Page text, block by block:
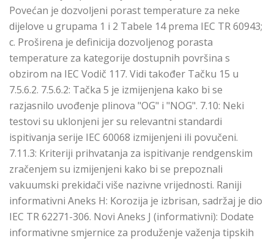
Povećan je dozvoljeni porast temperature za neke
dijelove u grupama 1 i 2 Tabele 14 prema IEC TR 60943;
c. Proširena je definicija dozvoljenog porasta
temperature za kategorije dostupnih površina s
obzirom na IEC Vodič 117. Vidi također Tačku 15 u
7.5.6.2. 7.5.6.2: Tačka 5 je izmijenjena kako bi se
razjasnilo uvođenje plinova "OG" i "NOG". 7.10: Neki
testovi su uklonjeni jer su relevantni standardi
ispitivanja serije IEC 60068 izmijenjeni ili povučeni.
7.11.3: Kriteriji prihvatanja za ispitivanje rendgenskim
zračenjem su izmijenjeni kako bi se prepoznali
vakuumski prekidači više nazivne vrijednosti. Raniji
informativni Aneks H: Korozija je izbrisan, sadržaj je dio
IEC TR 62271-306. Novi Aneks J (informativni): Dodate
informativne smjernice za produženje važenja tipskih